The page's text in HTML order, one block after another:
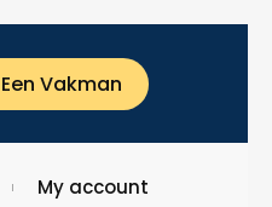
Vakman
My account